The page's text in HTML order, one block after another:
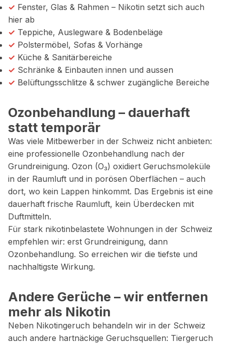
✓ Fenster, Glas & Rahmen – Nikotin setzt sich auch
hier ab
✓ Teppiche, Auslegware & Bodenbeläge
✓ Polstermöbel, Sofas & Vorhänge
✓ Küche & Sanitärbereiche
✓ Schränke & Einbauten innen und aussen
✓ Belüftungsschlitze & schwer zugängliche Bereiche
Ozonbehandlung – dauerhaft
statt temporär
Was viele Mitbewerber in der Schweiz nicht anbieten:
eine professionelle Ozonbehandlung nach der
Grundreinigung. Ozon (O₃) oxidiert Geruchsmoleküle
in der Raumluft und in porösen Oberflächen – auch
dort, wo kein Lappen hinkommt. Das Ergebnis ist eine
dauerhaft frische Raumluft, kein Überdecken mit
Duftmitteln.
Für stark nikotinbelastete Wohnungen in der Schweiz
empfehlen wir: erst Grundreinigung, dann
Ozonbehandlung. So erreichen wir die tiefste und
nachhaltigste Wirkung.
Andere Gerüche – wir entfernen
mehr als Nikotin
Neben Nikotingeruch behandeln wir in der Schweiz
auch andere hartnäckige Geruchsquellen: Tiergeruch